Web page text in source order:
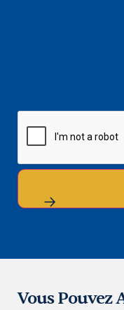
CAPTCHA
Vous Pouvez